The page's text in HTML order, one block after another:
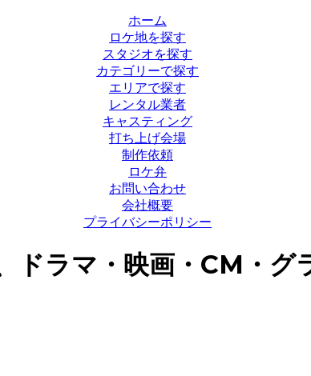
ホーム
ロケ地を探す
スタジオを探す
カテゴリーで探す
エリアで探す
レンタル業者
キャスティング
打ち上げ会場
制作依頼
ロケ弁
お問い合わせ
会社概要
プライバシーポリシー
ドラマ・映画・CM・グ